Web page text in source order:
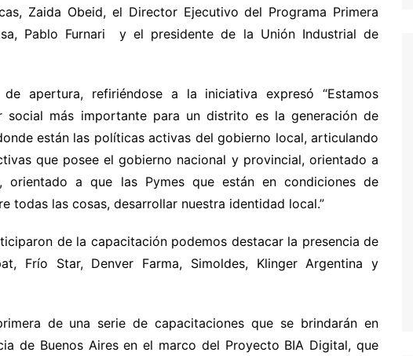
Zaida Obeid, el Director Ejecutivo del Programa Primera
Pablo Furnari y el presidente de la Unión Industrial de
apertura, refiriéndose a la iniciativa expresó “Estamos
social más importante para un distrito es la generación de
están las políticas activas del gobierno local, articulando
que posee el gobierno nacional y provincial, orientado a
orientado a que las Pymes que están en condiciones de
todas las cosas, desarrollar nuestra identidad local.”
de la capacitación podemos destacar la presencia de
Frío Star, Denver Farma, Simoldes, Klinger Argentina y
de una serie de capacitaciones que se brindarán en
de Buenos Aires en el marco del Proyecto BIA Digital, que